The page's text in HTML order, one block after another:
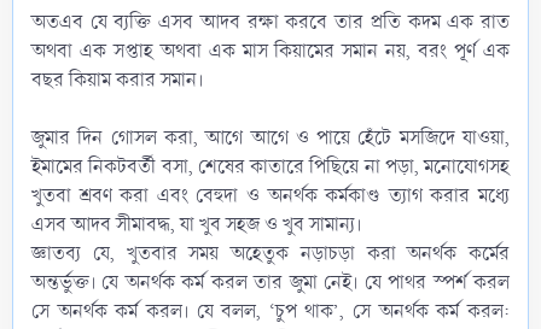
অতএব যে ব্যক্তি এসব আদব রক্ষা করবে তার প্রতি কদম এক রাত
অথবা এক সপ্তাহ অথবা এক মাস কিয়ামের সমান নয়, বরং পূর্ণ এক
বছর কিয়াম করার সমান।
জুমার দিন গোসল করা, আগে আগে ও পায়ে হেঁটে মসজিদে যাওয়া,
ইমামের নিকটবর্তী বসা, শেষের কাতারে পিছিয়ে না পড়া, মনোযোগসহ
খুতবা শ্রবণ করা এবং বেহুদা ও অনর্থক কর্মকাণ্ড ত্যাগ করার মধ্যে
এসব আদব সীমাবদ্ধ, যা খুব সহজ ও খুব সামান্য।
জ্ঞাতব্য যে, খুতবার সময় অহেতুক নড়াচড়া করা অনর্থক কর্মের
অন্তর্ভুক্ত। যে অনর্থক কর্ম করল তার জুমা নেই। যে পাথর স্পর্শ করল
সে অনর্থক কর্ম করল। যে বলল, ‘চুপ থাক’, সে অনর্থক কর্ম করল: